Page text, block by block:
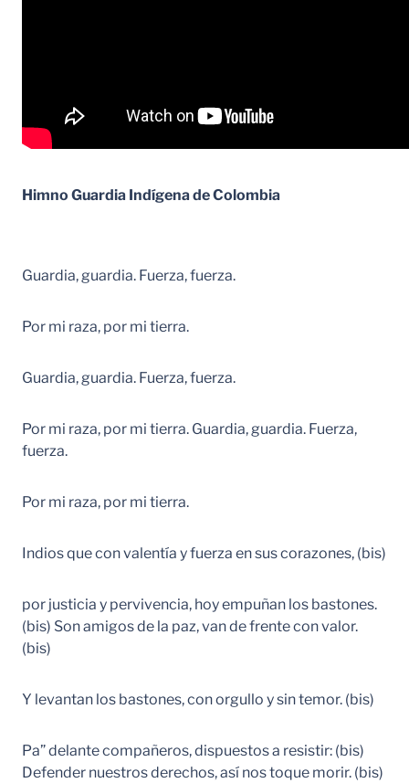
Himno Guardia Indígena de Colombia
Guardia, guardia. Fuerza, fuerza.
Por mi raza, por mi tierra.
Guardia, guardia. Fuerza, fuerza.
Por mi raza, por mi tierra. Guardia, guardia. Fuerza,
fuerza.
Por mi raza, por mi tierra.
Indios que con valentía y fuerza en sus corazones, (bis)
por justicia y pervivencia, hoy empuñan los bastones.
(bis) Son amigos de la paz, van de frente con valor.
(bis)
Y levantan los bastones, con orgullo y sin temor. (bis)
Pa” delante compañeros, dispuestos a resistir: (bis)
Defender nuestros derechos, así nos toque morir. (bis)